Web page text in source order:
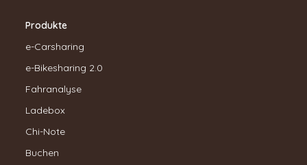
Produkte
e-Carsharing
e-Bikesharing 2.0
Fahranalyse
Ladebox
Chi-Note
Buchen